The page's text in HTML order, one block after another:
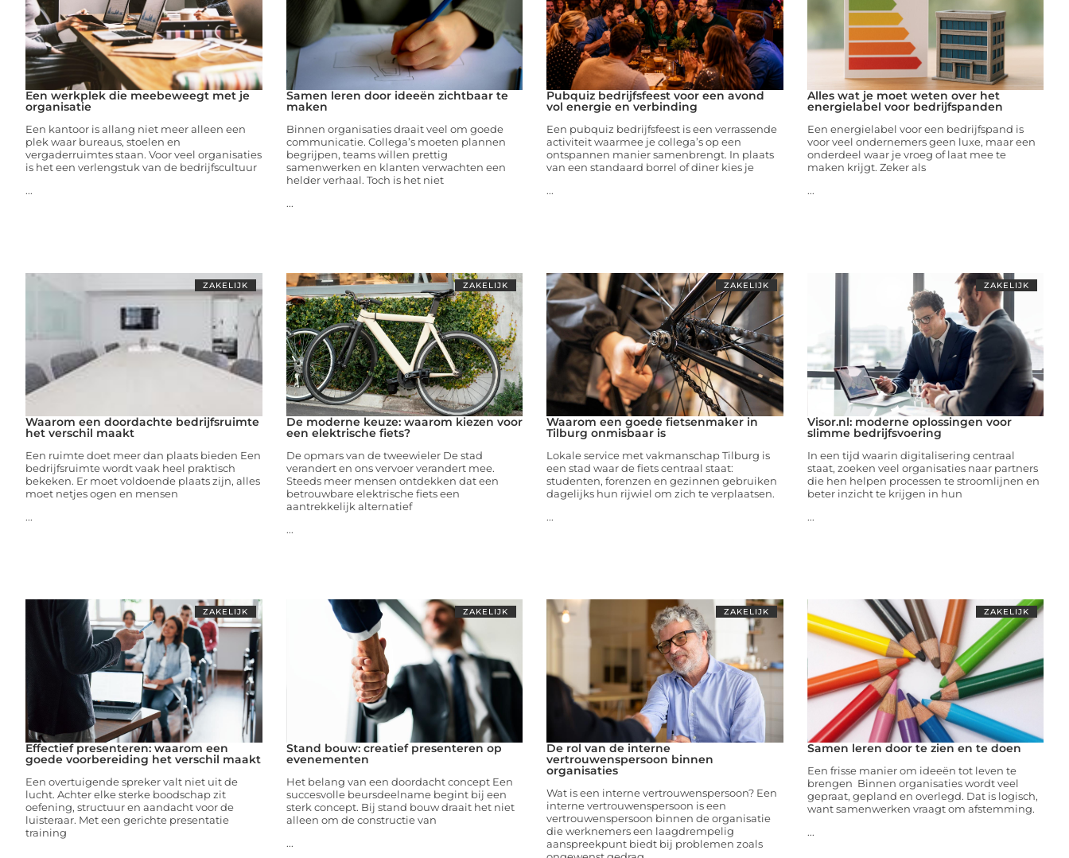
Een werkplek die meebeweegt met je
organisatie
Een kantoor is allang niet meer alleen een
plek waar bureaus, stoelen en
vergaderruimtes staan. Voor veel organisaties
is het een verlengstuk van de bedrijfscultuur
...
Samen leren door ideeën zichtbaar te
maken
Binnen organisaties draait veel om goede
communicatie. Collega’s moeten plannen
begrijpen, teams willen prettig
samenwerken en klanten verwachten een
helder verhaal. Toch is het niet
...
Pubquiz bedrijfsfeest voor een avond
vol energie en verbinding
Een pubquiz bedrijfsfeest is een verrassende
activiteit waarmee je collega’s op een
ontspannen manier samenbrengt. In plaats
van een standaard borrel of diner kies je
...
Alles wat je moet weten over het
energielabel voor bedrijfspanden
Een energielabel voor een bedrijfspand is
voor veel ondernemers geen luxe, maar een
onderdeel waar je vroeg of laat mee te
maken krijgt. Zeker als
...
ZAKELIJK
Waarom een doordachte bedrijfsruimte
het verschil maakt
Een ruimte doet meer dan plaats bieden Een
bedrijfsruimte wordt vaak heel praktisch
bekeken. Er moet voldoende plaats zijn, alles
moet netjes ogen en mensen
...
ZAKELIJK
De moderne keuze: waarom kiezen voor
een elektrische fiets?
De opmars van de tweewieler De stad
verandert en ons vervoer verandert mee.
Steeds meer mensen ontdekken dat een
betrouwbare elektrische fiets een
aantrekkelijk alternatief
...
ZAKELIJK
Waarom een goede fietsenmaker in
Tilburg onmisbaar is
Lokale service met vakmanschap Tilburg is
een stad waar de fiets centraal staat:
studenten, forenzen en gezinnen gebruiken
dagelijks hun rijwiel om zich te verplaatsen.
...
ZAKELIJK
Visor.nl: moderne oplossingen voor
slimme bedrijfsvoering
In een tijd waarin digitalisering centraal
staat, zoeken veel organisaties naar partners
die hen helpen processen te stroomlijnen en
beter inzicht te krijgen in hun
...
ZAKELIJK
Effectief presenteren: waarom een
goede voorbereiding het verschil maakt
Een overtuigende spreker valt niet uit de
lucht. Achter elke sterke boodschap zit
oefening, structuur en aandacht voor de
luisteraar. Met een gerichte presentatie
training
ZAKELIJK
Stand bouw: creatief presenteren op
evenementen
Het belang van een doordacht concept Een
succesvolle beursdeelname begint bij een
sterk concept. Bij stand bouw draait het niet
alleen om de constructie van
...
ZAKELIJK
De rol van de interne
vertrouwenspersoon binnen
organisaties
Wat is een interne vertrouwenspersoon? Een
interne vertrouwenspersoon is een
vertrouwenspersoon binnen de organisatie
die werknemers een laagdrempelig
aanspreekpunt biedt bij problemen zoals
ZAKELIJK
Samen leren door te zien en te doen
Een frisse manier om ideeën tot leven te
brengen Binnen organisaties wordt veel
gepraat, gepland en overlegd. Dat is logisch,
want samenwerken vraagt om afstemming.
...